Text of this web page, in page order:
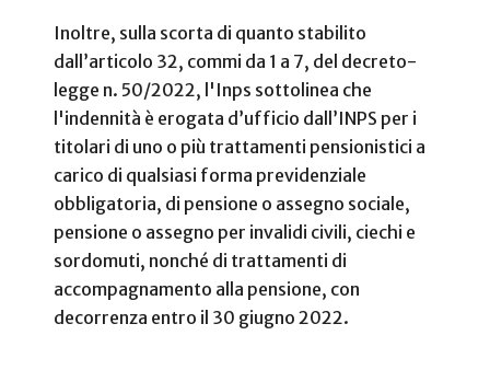
Inoltre, sulla scorta di quanto stabilito
dall’articolo 32, commi da 1 a 7, del decreto-
legge n. 50/2022, l'Inps sottolinea che
l'indennità è erogata d’ufficio dall’INPS per i
titolari di uno o più trattamenti pensionistici a
carico di qualsiasi forma previdenziale
obbligatoria, di pensione o assegno sociale,
pensione o assegno per invalidi civili, ciechi e
sordomuti, nonché di trattamenti di
accompagnamento alla pensione, con
decorrenza entro il 30 giugno 2022.